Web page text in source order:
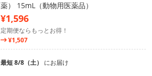
薬） 15mL（動物用医薬品）
¥1,596
定期便ならもっとお得！
¥1,507
最短 8/8（土） にお届け